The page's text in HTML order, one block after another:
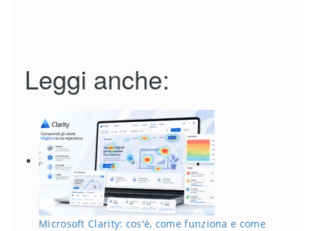
Leggi anche:
Microsoft Clarity: cos'è, come funziona e come